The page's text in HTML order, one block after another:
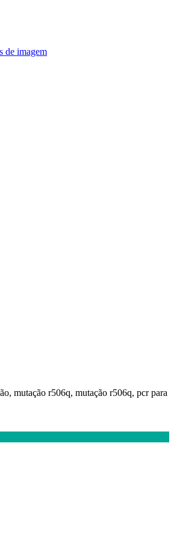
de imagem
mutação r506q, mutação r506q, pcr para